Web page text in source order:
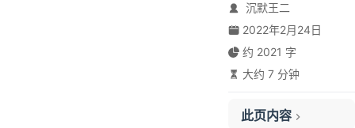
沉默王二
2022年2月24日
约 2021 字
大约 7 分钟
此页内容